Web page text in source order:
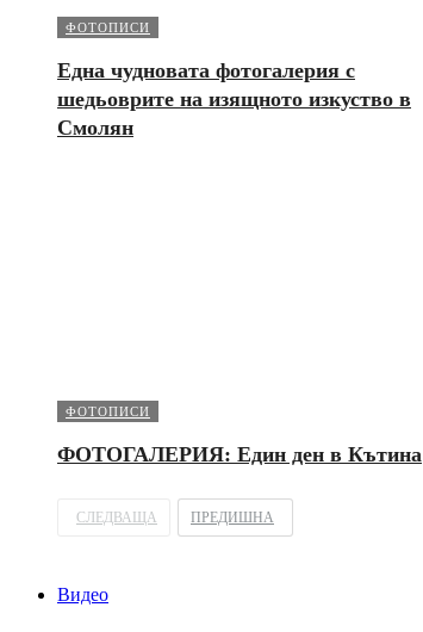
ФОТОПИСИ
Една чудновата фотогалерия с
шедьоврите на изящното изкуство в
Смолян
ФОТОПИСИ
ФОТОГАЛЕРИЯ: Един ден в Кътина
СЛЕДВАЩА ПРЕДИШНА
Видео